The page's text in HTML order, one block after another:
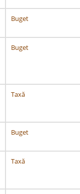
Buget
Buget
Taxă
Buget
Taxă